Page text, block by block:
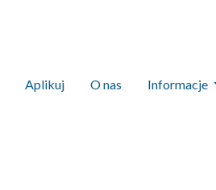
Aplikuj O nas Informacje